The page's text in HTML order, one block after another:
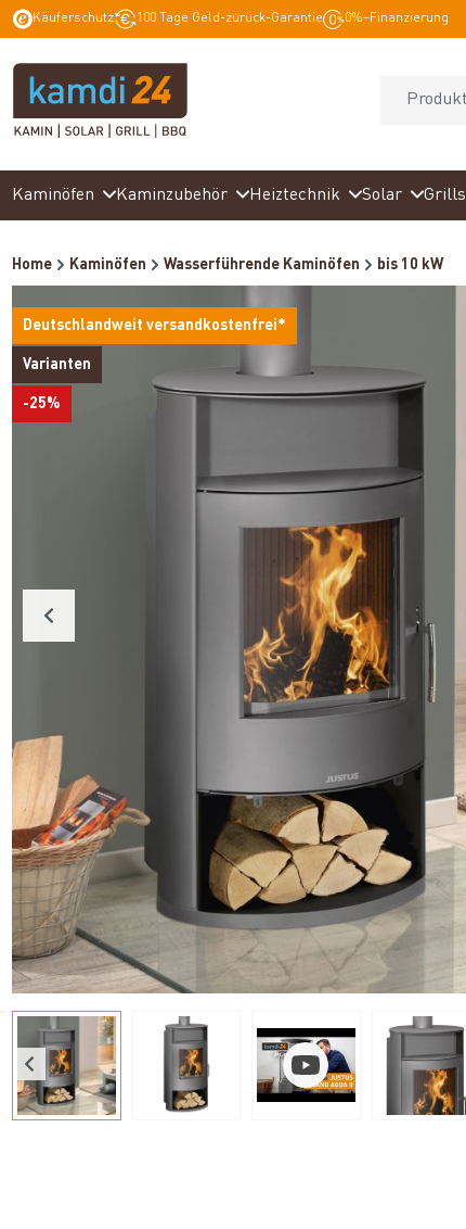
Zur Hauptnavigation springen
Käuferschutz 100 Tage Geld-zurück-Garantie 0%–Finanzierung
Kaminöfen Kaminzubehör Heiztechnik Solar Grills
Home Kaminöfen Wasserführende Kaminöfen bis 10 kW
Deutschlandweit versandkostenfrei*
Varianten
-25%